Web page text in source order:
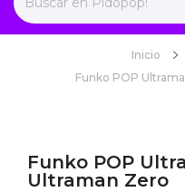
Inicio
Funko POP
Funko POP
Ultraman Zero